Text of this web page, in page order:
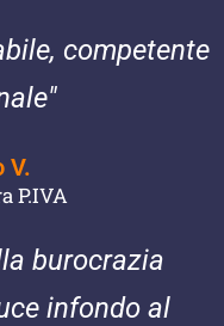
competente
V.
P.IVA
burocrazia
infondo al